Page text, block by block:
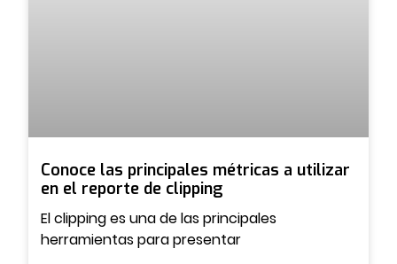
Conoce las principales métricas a utilizar
en el reporte de clipping
El clipping es una de las principales
herramientas para presentar